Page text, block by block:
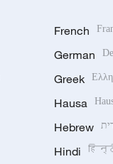
French
German
Greek
Hausa
Hebrew
Hindi